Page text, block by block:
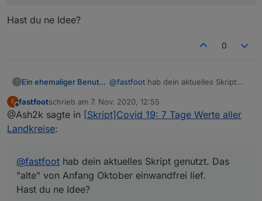
Sortierung nach allen Spalten möglich
ab Node 14.x !)
In der VIS wurden Filter- und Sortieroptionen
Hast du ne Idee?
0
? Ein ehemaliger Benutzer @fastfoot hab dein aktuelles Skript
Oktober einwandfrei lief.
Jetzt bekomme ich beim ausführen
Fehler:
F
Online
fastfootschrieb am 7. Nov. 2020, 12:55
zuletzt editiert von
@Ash2k sagte in [Skript]Covid 19: 7 Tage Werte aller
Landkreise:
@fastfoot hab dein aktuelles Skript genutzt. Das
"alte" von Anfang Oktober einwandfrei lief.
Hast du ne Idee?